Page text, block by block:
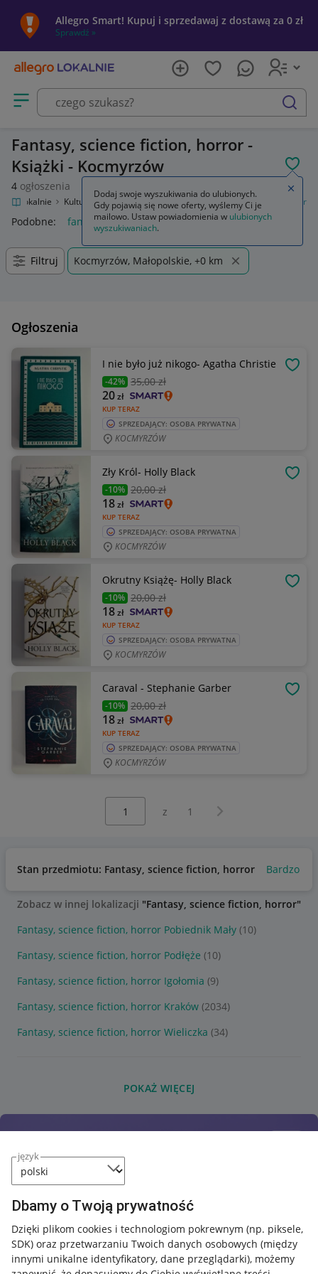
język
Dbamy o Twoją prywatność
Dzięki plikom cookies i technologiom pokrewnym (np. piksele,
SDK) oraz przetwarzaniu Twoich danych osobowych (między
innymi unikalne identyfikatory, dane przeglądarki), możemy
Allegro Smart! Kupuj i sprzedawaj z dostawą za 0 zł
Sprawdź »
Otwórz menu z kategoriami
szukaj
Fantasy, science fiction, horror -
Książki - Kocmyrzów
4 ogłoszenia
Lokalnie Kultura i rozrywka Książki Fantasy, science fiction, horror
Podobne: fantasy science fiction horror
Filtruj Kocmyrzów, Małopolskie, +0 km
Ogłoszenia
I nie było już nikogo- Agatha Christie
-42% 35,00 zł
KUP TERAZ
20zł
SPRZEDAJĄCY: OSOBA PRYWATNA
KOCMYRZÓW
Zły Król- Holly Black
-10% 20,00 zł
KUP TERAZ
18zł
SPRZEDAJĄCY: OSOBA PRYWATNA
KOCMYRZÓW
Okrutny Książę- Holly Black
-10% 20,00 zł
KUP TERAZ
18zł
SPRZEDAJĄCY: OSOBA PRYWATNA
KOCMYRZÓW
Caraval - Stephanie Garber
-10% 20,00 zł
KUP TERAZ
18zł
SPRZEDAJĄCY: OSOBA PRYWATNA
KOCMYRZÓW
z 1 Następna strona
Stan przedmiotu: Fantasy, science fiction, horror Bardzo
Zobacz w innej lokalizacji "Fantasy, science fiction, horror"
Fantasy, science fiction, horror Pobiednik Mały (10)
Fantasy, science fiction, horror Podłęże (10)
Fantasy, science fiction, horror Igołomia (9)
Fantasy, science fiction, horror Kraków (2034)
Fantasy, science fiction, horror Wieliczka (34)
POKAŻ WIĘCEJ
Dodaj swoje wyszukiwania do ulubionych.
Gdy pojawią się nowe oferty, wyślemy Ci je
mailowo. Ustaw powiadomienia w ulubionych
wyszukiwaniach.